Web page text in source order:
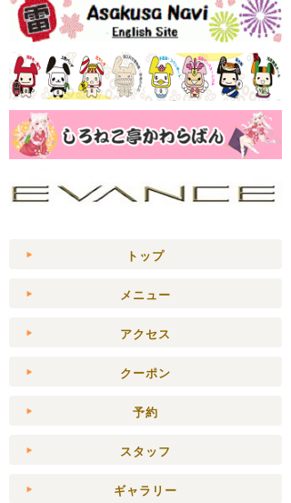
トップ
メニュー
アクセス
クーポン
予約
スタッフ
ギャラリー